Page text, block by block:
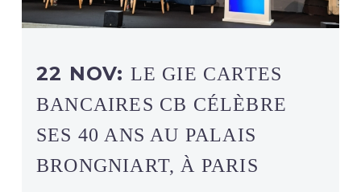
22 NOV: LE GIE CARTES
BANCAIRES CB CÉLÈBRE
SES 40 ANS AU PALAIS
BRONGNIART, À PARIS